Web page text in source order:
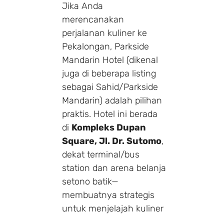
Jika Anda
merencanakan
perjalanan kuliner ke
Pekalongan, Parkside
Mandarin Hotel (dikenal
juga di beberapa listing
sebagai Sahid/Parkside
Mandarin) adalah pilihan
praktis. Hotel ini berada
di Kompleks Dupan
Square, Jl. Dr. Sutomo,
dekat terminal/bus
station dan arena belanja
setono batik—
membuatnya strategis
untuk menjelajah kuliner